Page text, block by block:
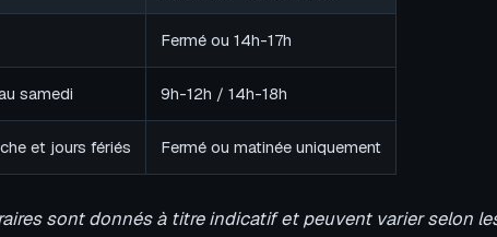
Fermé ou 14h-17h
samedi 9h-12h / 14h-18h
et jours fériés Fermé ou matinée uniquement
sont donnés à titre indicatif et peuvent varier selon